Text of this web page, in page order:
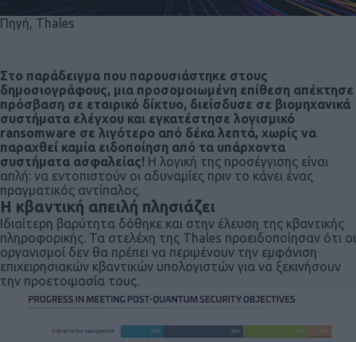
Πηγή, Thales
Στο παράδειγμα που παρουσιάστηκε στους
δημοσιογράφους, μια προσομοιωμένη επίθεση απέκτησε
πρόσβαση σε εταιρικό δίκτυο, διείσδυσε σε βιομηχανικά
συστήματα ελέγχου και εγκατέστησε λογισμικό
ransomware σε λιγότερο από δέκα λεπτά, χωρίς να
παραχθεί καμία ειδοποίηση από τα υπάρχοντα
συστήματα ασφαλείας! Η λογική της προσέγγισης είναι
απλή: να εντοπιστούν οι αδυναμίες πριν το κάνει ένας
πραγματικός αντίπαλος.
Η κβαντική απειλή πλησιάζει
Ιδιαίτερη βαρύτητα δόθηκε και στην έλευση της κβαντικής
πληροφορικής. Τα στελέχη της Thales προειδοποίησαν ότι οι
οργανισμοί δεν θα πρέπει να περιμένουν την εμφάνιση
επιχειρησιακών κβαντικών υπολογιστών για να ξεκινήσουν
την προετοιμασία τους.